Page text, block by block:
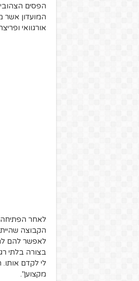
הפסים
המועדון אשר
אורגוואי ופריצתו
לאחר הפתיחה
הקבוצה
לאפשר להם
בצורה בלתי
לי לקדם
מקצוען".